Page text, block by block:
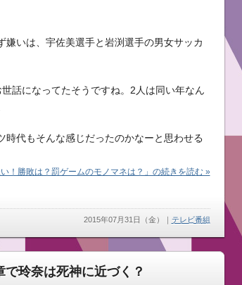
いは、宇佐美選手と岩渕選手の男女サッカ
話になってたそうですね。2人は同い年なん
時代もそんな感じだったのかなーと思わせる
！勝敗は？罰ゲームのモノマネは？」の続きを読む »
2015年07月31日（金） ｜ テレビ番組
で玲奈は死神に近づく？